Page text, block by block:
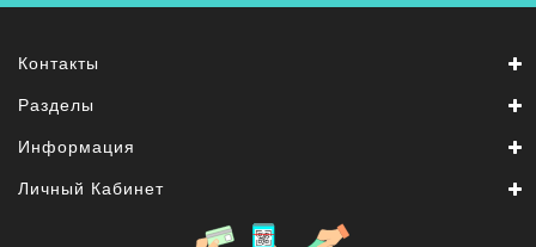
Контакты
Разделы
Информация
Личный Кабинет